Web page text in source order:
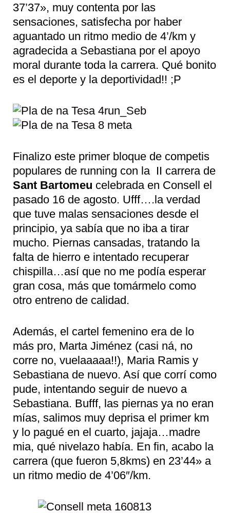
37’37», muy contenta por las
sensaciones, satisfecha por haber
aguantado un ritmo medio de 4’/km y
agradecida a Sebastiana por el apoyo
moral durante toda la carrera. Qué bonito
es el deporte y la deportividad!! ;P
Finalizo este primer bloque de competis
populares de running con la II carrera de
Sant Bartomeu celebrada en Consell el
pasado 16 de agosto. Ufff….la verdad
que tuve malas sensaciones desde el
principio, ya sabía que no iba a tirar
mucho. Piernas cansadas, tratando la
falta de hierro e intentado recuperar
chispilla…así que no me podía esperar
gran cosa, más que tomármelo como
otro entreno de calidad.
Además, el cartel femenino era de lo
más pro, Marta Jiménez (casi ná, no
corre no, vuelaaaaa!!), Maria Ramis y
Sebastiana de nuevo. Así que corrí como
pude, intentando seguir de nuevo a
Sebastiana. Bufff, las piernas ya no eran
mías, salimos muy deprisa el primer km
y lo pagué en el cuarto, jajaja…madre
mia, qué nivelazo había. En fin, acabo la
carrera (que fueron 5,8kms) en 23’44» a
un ritmo medio de 4’06″/km.